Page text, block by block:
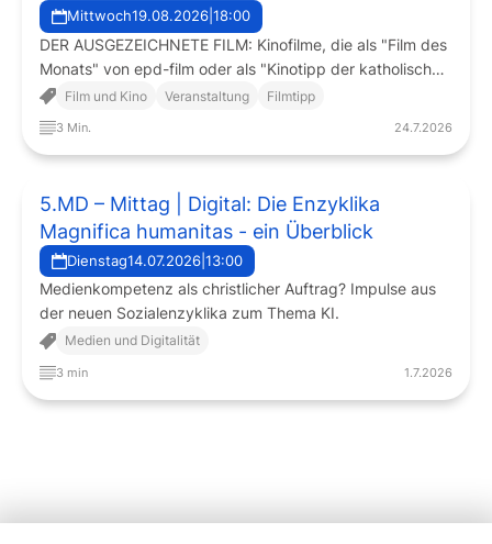
Mittwoch19.08.2026 |18:00
DER AUSGEZEICHNETE FILM: Kinofilme, die als "Film des
Monats" von epd-film oder als "Kinotipp der katholischen
Filmkritik" des Filmdienstes ausgezeichnet wurden oder
ein anderer ausgezeichneter Film, werden im Kino Neues
Rottmann mit einer Einführung und einem anschließenden
Filmgespräch präsentiert. An jedem dritten Mittwoch im
Film und Kino Veranstaltung Filmtipp
3 Min. 24.7.2026
5.MD – Mittag | Digital: Die Enzyklika
Magnifica humanitas - ein Überblick
Dienstag14.07.2026 |13:00
Medienkompetenz als christlicher Auftrag? Impulse aus
der neuen Sozialenzyklika zum Thema KI.
Medien und Digitalität
3 min 1.7.2026